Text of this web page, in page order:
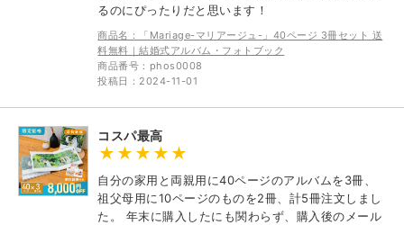
るのにぴったりだと思います！
商品名：「Mariage-マリアージュ-」40ページ 3冊セット 送
料無料｜結婚式アルバム・フォトブック
商品番号：phos0008
投稿日：2024-11-01
コスパ最高
自分の家用と両親用に40ページのアルバムを3冊、
祖父母用に10ページのものを2冊、計5冊注文しまし
た。 年末に購入したにも関わらず、購入後のメール